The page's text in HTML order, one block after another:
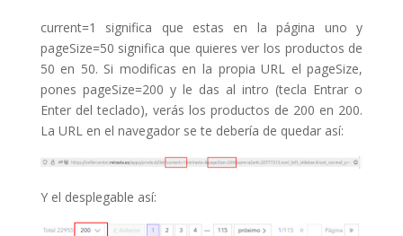
current=1 significa que estas en la página uno y
pageSize=50 significa que quieres ver los productos de
50 en 50. Si modificas en la propia URL el pageSize,
pones pageSize=200 y le das al intro (tecla Entrar o
Enter del teclado), verás los productos de 200 en 200.
La URL en el navegador se te debería de quedar así:
Y el desplegable así: